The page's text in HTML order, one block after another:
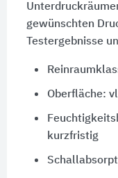
gewünschten
Testergebnisse
Oberfläche:
kurzfristig